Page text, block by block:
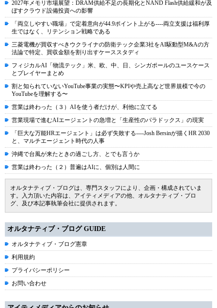
2027年メモリ市場展望：DRAM供給不足の長期化とNAND Flash供給緩和が及
ぼすクラウド設備投資への影響
「両立しやすい職場」で定着意向が44.9ポイント上がる----両立支援は福利厚
生ではなく、リテンション戦略である
三菱電機が買収すべきウクライナの防衛テック企業3社をAI駆動型M&Aの方
法論で特定、買収金額を割り出すケーススタディ
フィジカルAI「物流テック」米、欧、中、日、シンガポールのユースケース
とプレイヤーまとめ
割と知られていないYouTube事業の実態〜KPIや売上高など世界規模で今の
YouTubeを理解する〜
営業は終わった（３）AIを使う者だけが、利他に立てる
営業現場で進むAIエージェントの急増と「生産性のパラドックス」の現実
「巨大な万能HRエージェント」は必ず失敗する----Josh Bersinが描くHR 2030
と、マルチエージェント時代の人事
沖縄で台風が来たときの過ごし方、とでも言うか
営業は終わった（２）普遍はAIに、個別は人間に
オルタナティブ・ブログは、専門スタッフにより、企画・構成されていま
す。入力頂いた内容は、アイティメディアの他、オルタナティブ・ブロ
グ、及び本記事執筆会社に提供されます。
オルタナティブ・ブログ GUIDE
オルタナティブ・ブログ憲章
利用規約
プライバシーポリシー
お問い合わせ